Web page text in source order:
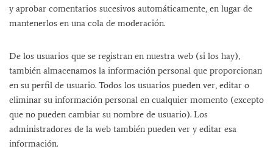
y aprobar comentarios sucesivos automáticamente, en lugar de
mantenerlos en una cola de moderación.
De los usuarios que se registran en nuestra web (si los hay),
también almacenamos la información personal que proporcionan
en su perfil de usuario. Todos los usuarios pueden ver, editar o
eliminar su información personal en cualquier momento (excepto
que no pueden cambiar su nombre de usuario). Los
administradores de la web también pueden ver y editar esa
información.